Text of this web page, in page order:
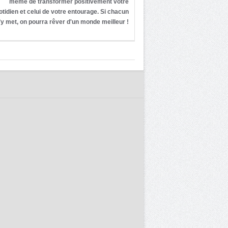
même de transformer positivement votre
et celui de votre entourage. Si chacun
met, on pourra rêver d'un monde meilleur !